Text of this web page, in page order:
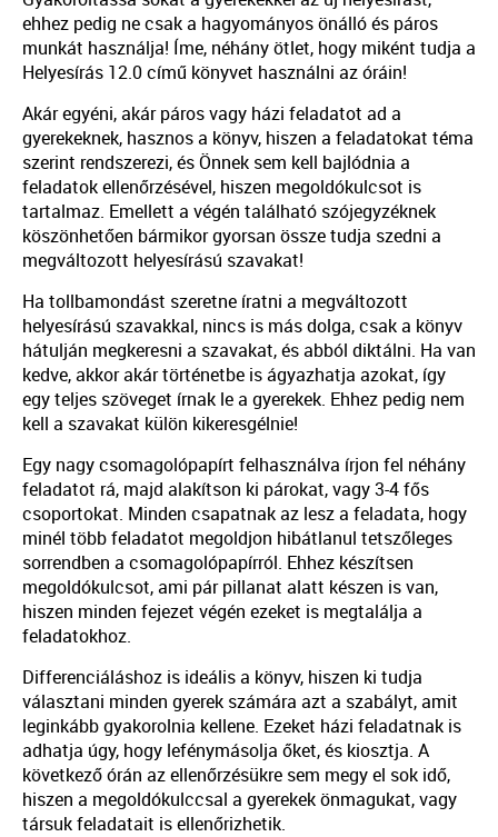
ehhez pedig ne csak a hagyományos önálló és páros
munkát használja! Íme, néhány ötlet, hogy miként tudja a
Helyesírás 12.0 című könyvet használni az óráin!
Akár egyéni, akár páros vagy házi feladatot ad a
gyerekeknek, hasznos a könyv, hiszen a feladatokat téma
szerint rendszerezi, és Önnek sem kell bajlódnia a
feladatok ellenőrzésével, hiszen megoldókulcsot is
tartalmaz. Emellett a végén található szójegyzéknek
köszönhetően bármikor gyorsan össze tudja szedni a
megváltozott helyesírású szavakat!
Ha tollbamondást szeretne íratni a megváltozott
helyesírású szavakkal, nincs is más dolga, csak a könyv
hátulján megkeresni a szavakat, és abból diktálni. Ha van
kedve, akkor akár történetbe is ágyazhatja azokat, így
egy teljes szöveget írnak le a gyerekek. Ehhez pedig nem
kell a szavakat külön kikeresgélnie!
Egy nagy csomagolópapírt felhasználva írjon fel néhány
feladatot rá, majd alakítson ki párokat, vagy 3-4 fős
csoportokat. Minden csapatnak az lesz a feladata, hogy
minél több feladatot megoldjon hibátlanul tetszőleges
sorrendben a csomagolópapírról. Ehhez készítsen
megoldókulcsot, ami pár pillanat alatt készen is van,
hiszen minden fejezet végén ezeket is megtalálja a
feladatokhoz.
Differenciáláshoz is ideális a könyv, hiszen ki tudja
választani minden gyerek számára azt a szabályt, amit
leginkább gyakorolnia kellene. Ezeket házi feladatnak is
adhatja úgy, hogy lefénymásolja őket, és kiosztja. A
következő órán az ellenőrzésükre sem megy el sok idő,
hiszen a megoldókulccsal a gyerekek önmagukat, vagy
társuk feladatait is ellenőrizhetik.